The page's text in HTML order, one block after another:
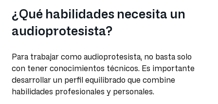
¿Qué habilidades necesita un
audioprotesista?
Para trabajar como audioprotesista, no basta solo
con tener conocimientos técnicos. Es importante
desarrollar un perfil equilibrado que combine
habilidades profesionales y personales.